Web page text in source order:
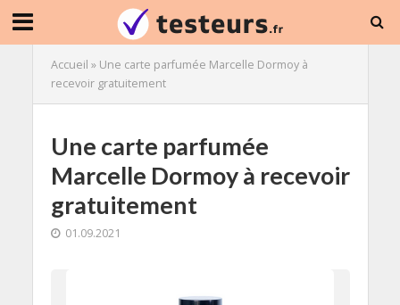
Accueil » Une carte parfumée Marcelle Dormoy à
recevoir gratuitement
Une carte parfumée
Marcelle Dormoy à recevoir
gratuitement
01.09.2021